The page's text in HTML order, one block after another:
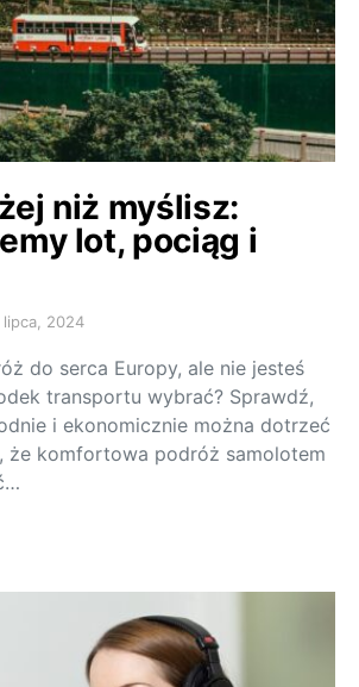
niż myślisz:
lot, pociąg i
lipca, 2024
do serca Europy, ale nie jesteś
transportu wybrać? Sprawdź,
i ekonomicznie można dotrzeć
że komfortowa podróż samolotem